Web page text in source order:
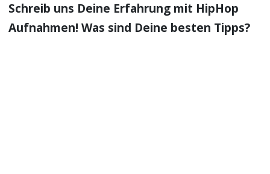
Schreib uns Deine Erfahrung mit HipHop
Aufnahmen! Was sind Deine besten Tipps?